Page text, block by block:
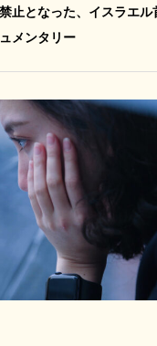
止となった、イスラエル
メンタリー